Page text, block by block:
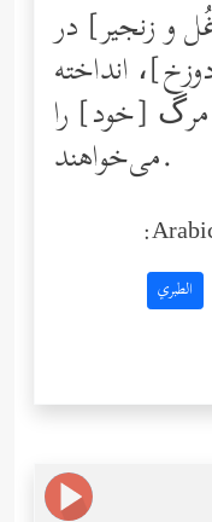
و زنجیر] در
انداخته
[خود] را
مى‌خواهند.
الطبري